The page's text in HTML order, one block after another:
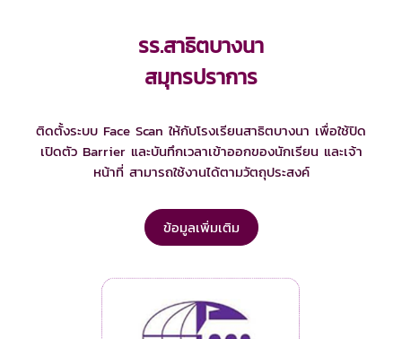
รร.สาธิตบางนา
สมุทรปราการ
ติดตั้งระบบ Face Scan ให้กับโรงเรียนสาธิตบางนา เพื่อใช้ปิด
เปิดตัว Barrier และบันทึกเวลาเข้าออกของนักเรียน และเจ้า
หน้าที่ สามารถใช้งานได้ตามวัตถุประสงค์
ข้อมูลเพิ่มเติม